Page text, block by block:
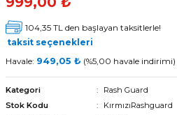
104,35 TL den başlayan taksitlerle!
taksit seçenekleri
Havale: 949,05 ₺ (%5,00 havale indirimi)
Kategori
Rash Guard
Stok Kodu
KırmızıRashguard